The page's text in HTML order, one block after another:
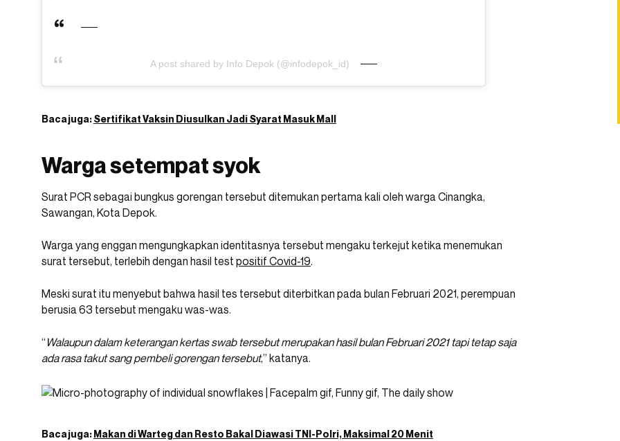
A post shared by Info Depok (@infodepok_id)
Baca juga:Sertifikat Vaksin Diusulkan Jadi Syarat Masuk Mall
Warga setempat syok
Surat PCR sebagai bungkus gorengan tersebut ditemukan pertama kali oleh warga Cinangka,
Sawangan, Kota Depok.
Warga yang enggan mengungkapkan identitasnya tersebut mengaku terkejut ketika menemukan
surat tersebut, terlebih dengan hasil test positif Covid-19.
Meski surat itu menyebut bahwa hasil tes tersebut diterbitkan pada bulan Februari 2021, perempuan
berusia 63 tersebut mengaku was-was.
“ Walaupun dalam keterangan kertas swab tersebut merupakan hasil bulan Februari 2021 tapi tetap saja
ada rasa takut sang pembeli gorengan tersebut,” katanya.
Baca juga:Makan di Warteg dan Resto Bakal Diawasi TNI-Polri, Maksimal 20 Menit